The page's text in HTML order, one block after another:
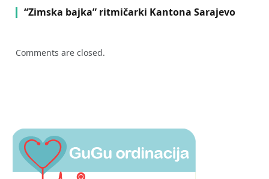
“Zimska bajka” ritmičarki Kantona Sarajevo
Comments are closed.